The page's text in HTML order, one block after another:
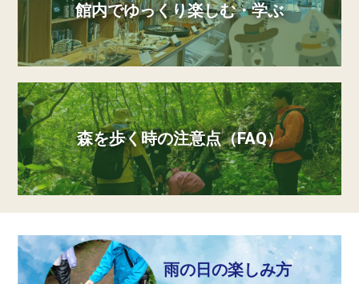
館内でゆっくり楽しむ・学ぶ
森を歩く時の注意点（FAQ）
雨の日の楽しみ方